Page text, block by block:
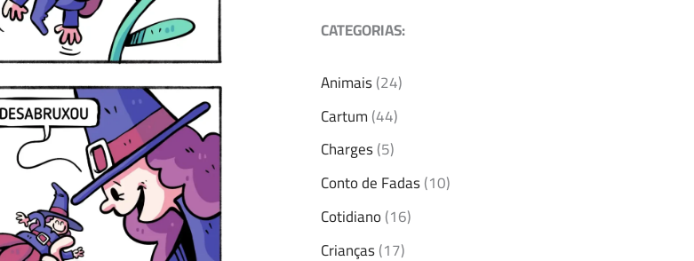
CATEGORIAS:
Animais(24)
Cartum(44)
Charges(5)
Conto de Fadas(10)
Cotidiano(16)
Crianças(17)